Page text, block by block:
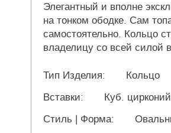
Элегантный и вполне
на тонком ободке. Сам
самостоятельно. Кольцо
владелицу со всей силой
Тип Изделия: Кольцо
Вставки:
Куб.
Стиль | Форма: